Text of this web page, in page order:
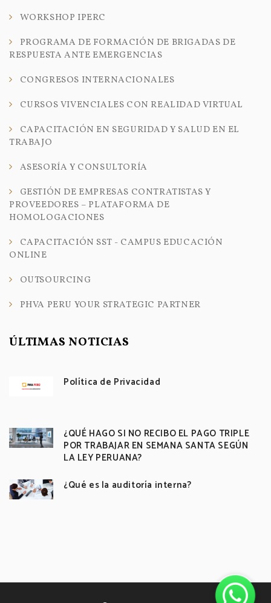
WORKSHOP IPERC
PROGRAMA DE FORMACIÓN DE BRIGADAS DE
RESPUESTA ANTE EMERGENCIAS
CONGRESOS INTERNACIONALES
CURSOS VIVENCIALES CON REALIDAD VIRTUAL
CAPACITACIÓN EN SEGURIDAD Y SALUD EN EL
TRABAJO
ASESORÍA Y CONSULTORÍA
GESTIÓN DE EMPRESAS CONTRATISTAS Y
PROVEEDORES – PLATAFORMA DE
HOMOLOGACIONES
CAPACITACIÓN SST - CAMPUS EDUCACIÓN
ONLINE
OUTSOURCING
PHVA PERU YOUR STRATEGIC PARTNER
ÚLTIMAS NOTICIAS
Política de Privacidad
¿QUÉ HAGO SI NO RECIBO EL PAGO TRIPLE
POR TRABAJAR EN SEMANA SANTA SEGÚN
LA LEY PERUANA?
¿Qué es la auditoría interna?